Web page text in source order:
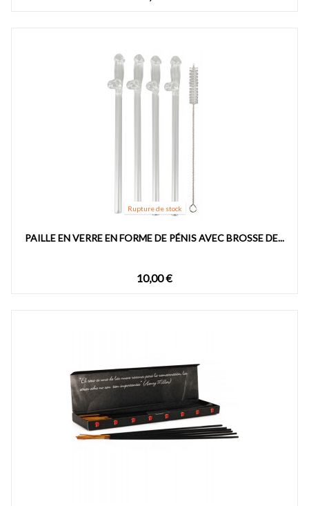
Rupture de stock
PAILLE EN VERRE EN FORME DE PÉNIS AVEC BROSSE DE...
10,00 €